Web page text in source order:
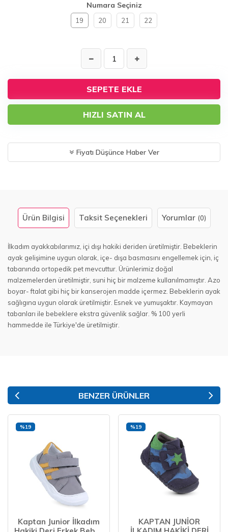
Numara Seçiniz
19 20 21 22
SEPETE EKLE
HIZLI SATIN AL
Fiyatı Düşünce Haber Ver
Ürün Bilgisi Taksit Seçenekleri Yorumlar (0)
İlkadım ayakkabılarımız, içi dışı hakiki deriden üretilmiştir. Bebeklerin
ayak gelişimine uygun olarak, içe- dışa basmasını engellemek için, iç
tabanında ortopedik pet mevcuttur. Ürünlerimiz doğal
malzemelerden üretilmiştir, suni hiç bir malzeme kullanılmamıştır. Azo
boyar- ftalat gibi hiç bir kanserojen madde içermez. Bebeklerin ayak
sağlıgına uygun olarak üretilmiştir. Esnek ve yumuşaktır. Kaymayan
tabanları ile bebeklere ekstra güvenlik sağlar. % 100 yerli
hammedde ile Türkiye'de üretilmiştir.
BENZER ÜRÜNLER
Kaptan Junior İlkadım
%19
KAPTAN JUNİOR
%19